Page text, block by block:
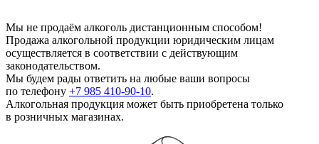
Мы не продаём алкоголь дистанционным способом!
Продажа алкогольной продукции юридическим лицам
осуществляется в соответствии с действующим
законодательством.
Мы будем рады ответить на любые ваши вопросы
по телефону +7 985 410-90-10.
Алкогольная продукция может быть приобретена только
в розничных магазинах.